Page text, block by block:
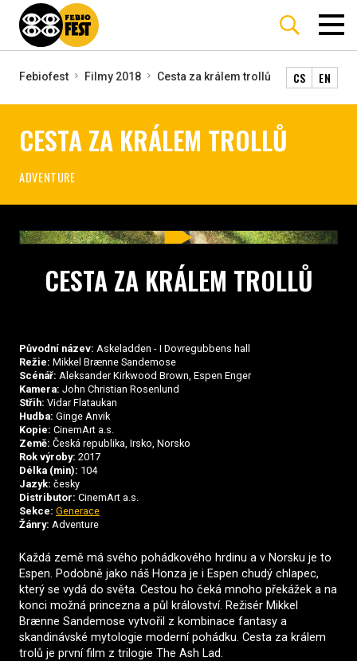
Febiofest Filmy 2018 Cesta za králem trollů CS EN
CESTA ZA KRÁLEM TROLLŮ
ADVENTURE
CESTA ZA KRÁLEM TROLLŮ
Původní název: Askeladden - I Dovregubbens hall
Režie: Mikkel Brænne Sandemose
Scénář: Aleksander Kirkwood Brown, Espen Enger
Kamera: John Christian Rosenlund
Střih: Vidar Flataukan
Hudba: Ginge Anvik
Kopie: CinemArt a.s.
Země: Česká republika, Irsko, Norsko
Rok výroby: 2017
Délka (min): 104
Jazyk: česky
Distributor: CinemArt a.s.
Sekce: Generace
Žánry: Adventure
Každá země má svého pohádkového hrdinu a v Norsku je to
Espen. Podobně jako náš Honza je i Espen chudý chlapec,
který se vydá do světa. Cestou ho čeká mnoho překážek a na
konci možná princezna a půl království. Režisér Mikkel
Brænne Sandemose vytvořil z kombinace fantasy a
skandinávské mytologie moderní pohádku. Cesta za králem
trolů je první film z trilogie The Ash Lad.